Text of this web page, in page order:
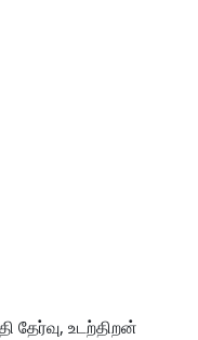
தேர்வு, உடற்திறன்